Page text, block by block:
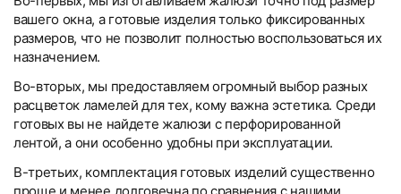
вашего окна, а готовые изделия только фиксированных
размеров, что не позволит полностью воспользоваться их
назначением.
Во-вторых, мы предоставляем огромный выбор разных
расцветок ламелей для тех, кому важна эстетика. Среди
готовых вы не найдете жалюзи с перфорированной
лентой, а они особенно удобны при эксплуатации.
В-третьих, комплектация готовых изделий существенно